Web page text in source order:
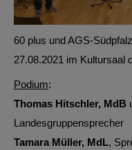
60 plus und AGS-
27.08.2021 im Kultursaal
Podium:
Thomas Hitschler, MdB
Landesgruppensprecher
Tamara Müller, MdL,